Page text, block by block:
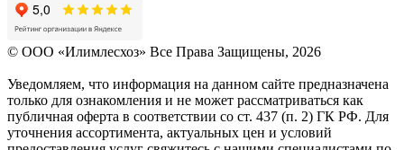
© OOO «Илимлесхоз» Все Права Защищены, 2026
Уведомляем, что информация на данном сайте предназначена
только для ознакомления и не может рассматриваться как
публичная оферта в соответствии со ст. 437 (п. 2) ГК РФ. Для
уточнения ассортимента, актуальных цен и условий